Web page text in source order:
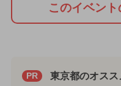
このイベン
PR 東京都のオス